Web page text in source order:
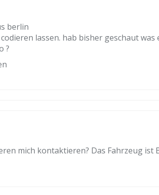
berlin
lassen. hab bisher geschaut
?
mich kontaktieren? Das Fahrzeug ist